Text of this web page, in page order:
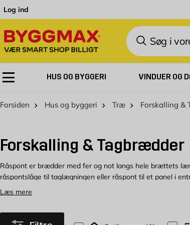
Log ind
Søg
HUS OG BYGGERI VINDUER OG
Forsiden Hus og byggeri Træ Forskalling &
Forskalling & Tagbrædder
Råspont er brædder med fer og not langs hele brættets
råspontslåge til taglægningen eller råspont til et panel i
Skal du i gang med at renovere derhjemme, er råspont
Læs mere